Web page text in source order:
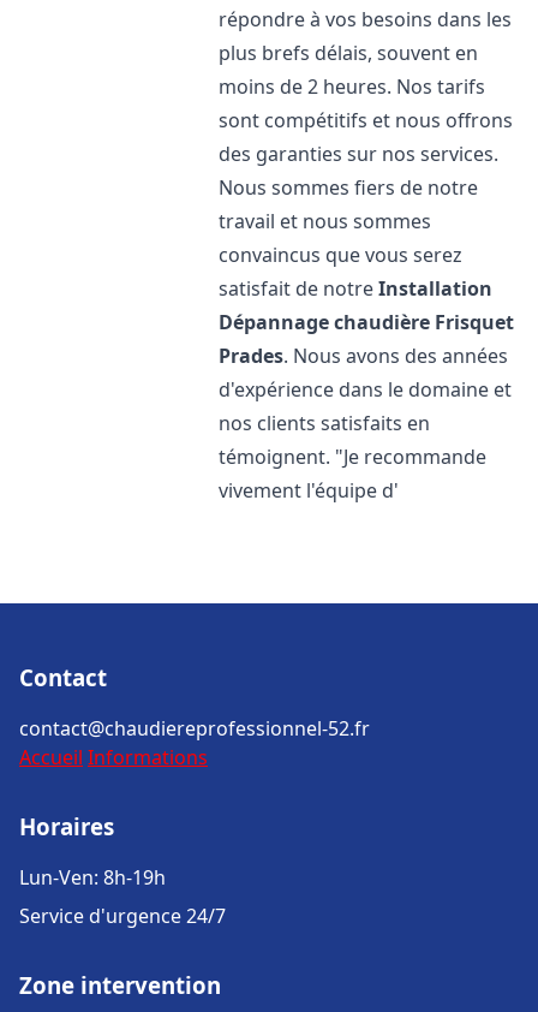
répondre à vos besoins dans les
plus brefs délais, souvent en
moins de 2 heures. Nos tarifs
sont compétitifs et nous offrons
des garanties sur nos services.
Nous sommes fiers de notre
travail et nous sommes
convaincus que vous serez
satisfait de notreInstallation
Dépannage chaudière Frisquet
Prades. Nous avons des années
d'expérience dans le domaine et
nos clients satisfaits en
témoignent. "Je recommande
vivement l'équipe d'
Contact
contact@chaudiereprofessionnel-52.fr
Accueil Informations
Horaires
Lun-Ven: 8h-19h
Service d'urgence 24/7
Zone intervention